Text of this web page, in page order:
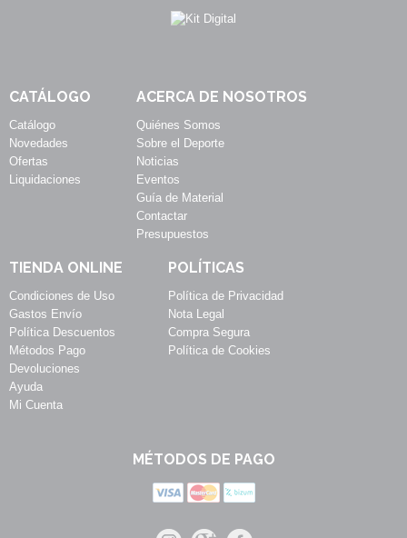
CATÁLOGO
Catálogo
Novedades
Ofertas
Liquidaciones
ACERCA DE NOSOTROS
Quiénes Somos
Sobre el Deporte
Noticias
Eventos
Guía de Material
Contactar
Presupuestos
TIENDA ONLINE
Condiciones de Uso
Gastos Envío
Política Descuentos
Métodos Pago
Devoluciones
Ayuda
Mi Cuenta
POLÍTICAS
Política de Privacidad
Nota Legal
Compra Segura
Política de Cookies
MÉTODOS DE PAGO